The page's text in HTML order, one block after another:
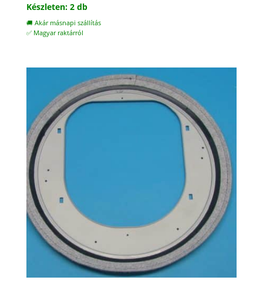
Készleten: 2 db
🚚 Akár másnapi szállítás
✅ Magyar raktárról